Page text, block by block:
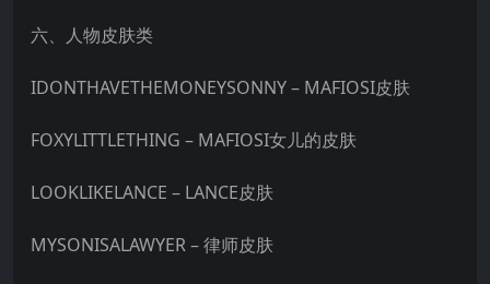
六、人物皮肤类
IDONTHAVETHEMONEYSONNY – MAFIOSI皮肤
FOXYLITTLETHING – MAFIOSI女儿的皮肤
LOOKLIKELANCE – LANCE皮肤
MYSONISALAWYER – 律师皮肤